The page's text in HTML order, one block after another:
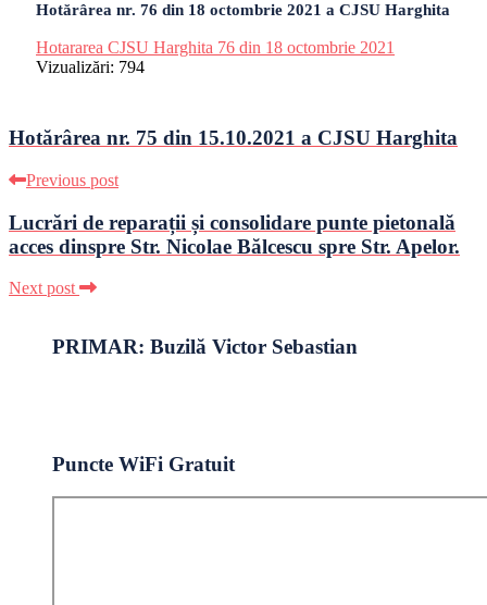
Hotărârea nr. 76 din 18 octombrie 2021 a CJSU Harghita
Hotararea CJSU Harghita 76 din 18 octombrie 2021
Vizualizări: 794
Hotărârea nr. 75 din 15.10.2021 a CJSU Harghita
Previous post
Lucrări de reparații și consolidare punte pietonală
acces dinspre Str. Nicolae Bălcescu spre Str. Apelor.
Next post
PRIMAR: Buzilă Victor Sebastian
Puncte WiFi Gratuit